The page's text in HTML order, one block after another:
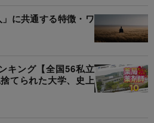
」に共通する特徴・ワ
キング【全国56私立
てられた大学、史上